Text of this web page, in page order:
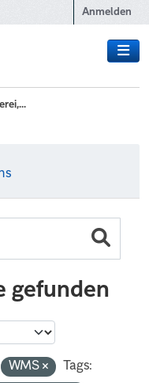
Anmelden
gefunden
WMS
Tags: